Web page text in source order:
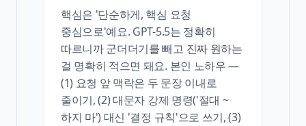
핵심은 '단순하게, 핵심 요청
중심으로'예요. GPT-5.5는 정확히
따르니까 군더더기를 빼고 진짜 원하는
걸 명확히 적으면 돼요. 본인 노하우 —
(1) 요청 앞 맥락은 두 문장 이내로
줄이기, (2) 대문자 강제 명령('절대 ~
하지 마') 대신 '결정 규칙'으로 쓰기, (3)